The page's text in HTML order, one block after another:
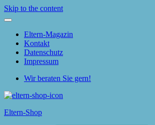
Skip to the content
Eltern-Magazin
Kontakt
Datenschutz
Impressum
Wir beraten Sie gern!
Eltern-Shop